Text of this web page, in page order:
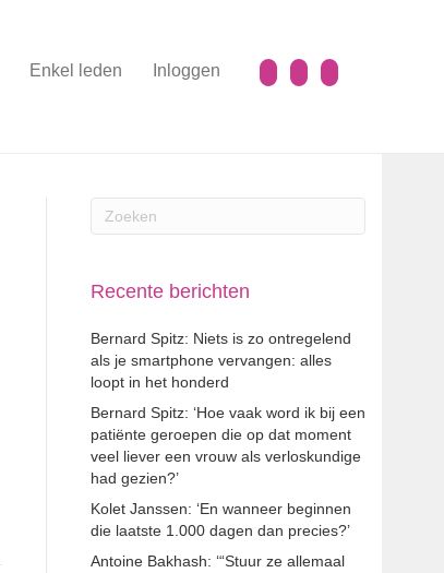
Enkel leden Inloggen
Recente berichten
Bernard Spitz: Niets is zo ontregelend
als je smartphone vervangen: alles
loopt in het honderd
Bernard Spitz: ‘Hoe vaak word ik bij een
patiënte geroepen die op dat moment
veel liever een vrouw als verloskundige
had gezien?’
Kolet Janssen: ‘En wanneer beginnen
die laatste 1.000 dagen dan precies?’
Antoine Bakhash: ‘“Stuur ze allemaal